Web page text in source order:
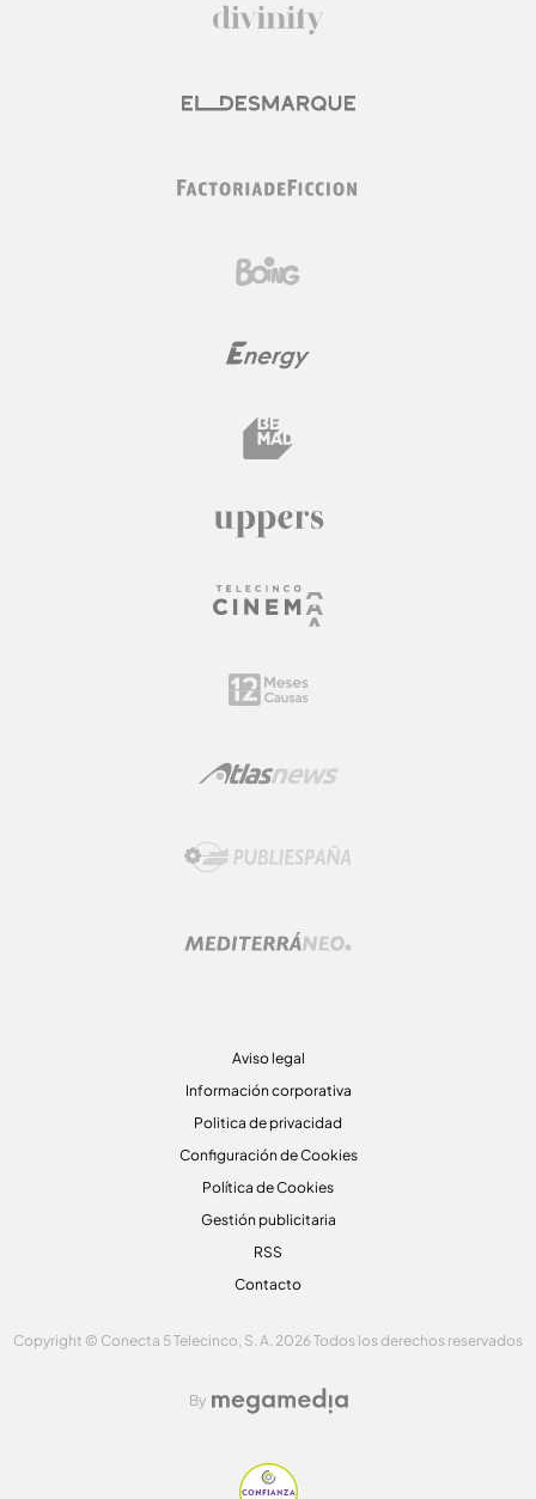
Aviso legal
Información corporativa
Politica de privacidad
Configuración de Cookies
Política de Cookies
Gestión publicitaria
RSS
Contacto
Copyright © Conecta 5 Telecinco, S. A. 2026 Todos los derechos reservados
By